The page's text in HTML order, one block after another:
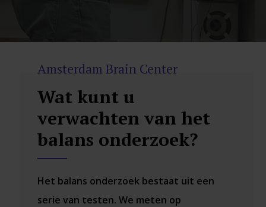
Amsterdam Brain Center
Wat kunt u
verwachten van het
balans onderzoek?
Het balans onderzoek bestaat uit een
serie van testen. We meten op